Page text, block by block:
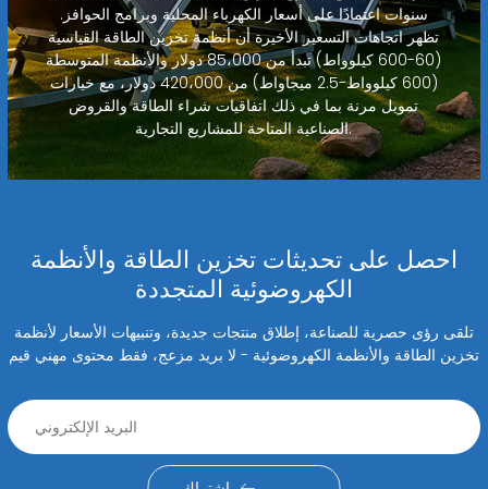
سنوات اعتمادًا على أسعار الكهرباء المحلية وبرامج الحوافز.
تظهر اتجاهات التسعير الأخيرة أن أنظمة تخزين الطاقة القياسية
(60-600 كيلوواط) تبدأ من 85،000 دولار والأنظمة المتوسطة
(600 كيلوواط-2.5 ميجاواط) من 420،000 دولار، مع خيارات
تمويل مرنة بما في ذلك اتفاقيات شراء الطاقة والقروض
الصناعية المتاحة للمشاريع التجارية.
احصل على تحديثات تخزين الطاقة والأنظمة
الكهروضوئية المتجددة
تلقى رؤى حصرية للصناعة، إطلاق منتجات جديدة، وتنبيهات الأسعار لأنظمة
تخزين الطاقة والأنظمة الكهروضوئية - لا بريد مزعج، فقط محتوى مهني قيم